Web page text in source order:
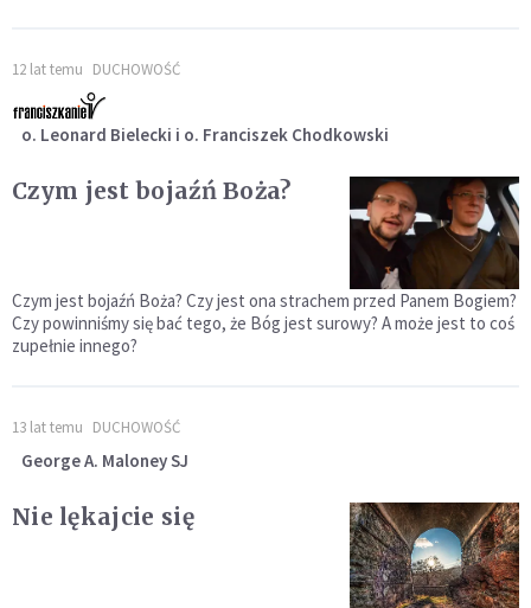
12 lat temu DUCHOWOŚĆ
o. Leonard Bielecki i o. Franciszek Chodkowski
Czym jest bojaźń Boża?
Czym jest bojaźń Boża? Czy jest ona strachem przed Panem Bogiem?
Czy powinniśmy się bać tego, że Bóg jest surowy? A może jest to coś
zupełnie innego?
13 lat temu DUCHOWOŚĆ
George A. Maloney SJ
Nie lękajcie się